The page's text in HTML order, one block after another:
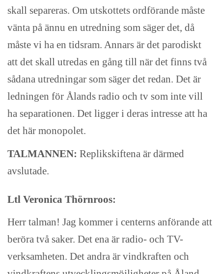
skall separeras. Om utskottets ordförande måste
vänta på ännu en utredning som säger det, då
måste vi ha en tidsram. Annars är det parodiskt
att det skall utredas en gång till när det finns två
sådana utredningar som säger det redan. Det är
ledningen för Ålands radio och tv som inte vill
ha separationen. Det ligger i deras intresse att ha
det här monopolet.
TALMANNEN: Replikskiftena är därmed
avslutade.
Ltl Veronica Thörnroos:
Herr talman! Jag kommer i centerns anförande att
beröra två saker. Det ena är radio- och TV-
verksamheten. Det andra är vindkraften och